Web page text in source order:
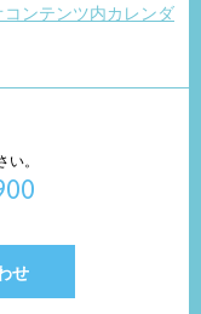
ンテンツ内カレンダ
。
せ